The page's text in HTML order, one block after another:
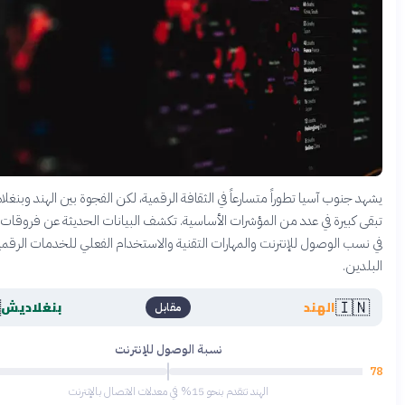
آسيا تطوراً متسارعاً في الثقافة الرقمية، لكن الفجوة بين الهند وبنغلاديش
في عدد من المؤشرات الأساسية. تكشف البيانات الحديثة عن فروقات ملحوظة
للإنترنت والمهارات التقنية والاستخدام الفعلي للخدمات الرقمية بين
الهند بنغلاديش🇧🇩
نسبة الوصول للإنترنت
الهند تتقدم بنحو 15% في معدلات الاتصال بالإنترنت